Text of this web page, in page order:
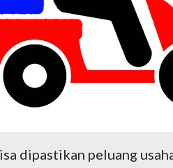
dipastikan peluang